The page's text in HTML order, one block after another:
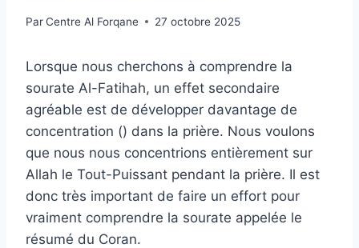
ParCentre Al Forqane 27 octobre 2025
Lorsque nous cherchons à comprendre la
sourate Al-Fatihah, un effet secondaire
agréable est de développer davantage de
concentration () dans la prière. Nous voulons
que nous nous concentrions entièrement sur
Allah le Tout-Puissant pendant la prière. Il est
donc très important de faire un effort pour
vraiment comprendre la sourate appelée le
résumé du Coran.